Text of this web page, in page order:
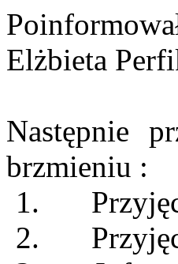
Elżbieta
Następnie
brzmieniu :
1.
2.